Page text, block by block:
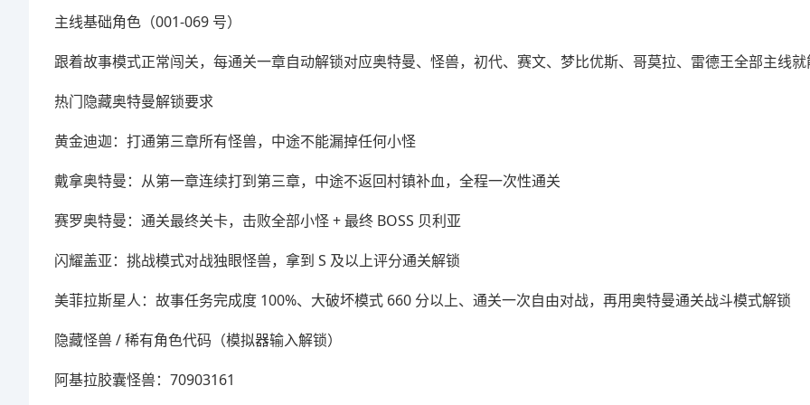
主线基础角色（001-069 号）
跟着故事模式正常闯关，每通关一章自动解锁对应奥特曼、怪兽，初代、赛文、梦比优斯、哥莫拉、雷德王全部主线
热门隐藏奥特曼解锁要求
黄金迪迦：打通第三章所有怪兽，中途不能漏掉任何小怪
戴拿奥特曼：从第一章连续打到第三章，中途不返回村镇补血，全程一次性通关
赛罗奥特曼：通关最终关卡，击败全部小怪 + 最终 BOSS 贝利亚
闪耀盖亚：挑战模式对战独眼怪兽，拿到 S 及以上评分通关解锁
美菲拉斯星人：故事任务完成度 100%、大破坏模式 660 分以上、通关一次自由对战，再用奥特曼通关战斗模式解锁
隐藏怪兽 / 稀有角色代码（模拟器输入解锁）
阿基拉胶囊怪兽：70903161